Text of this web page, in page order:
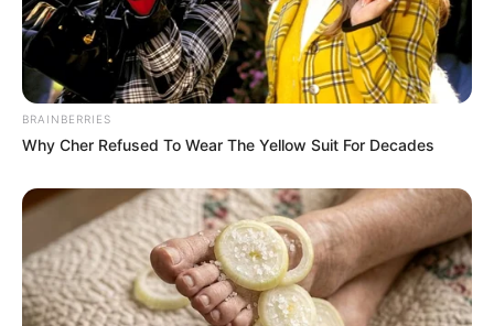
BRAINBERRIES
Why Cher Refused To Wear The Yellow Suit For Decades